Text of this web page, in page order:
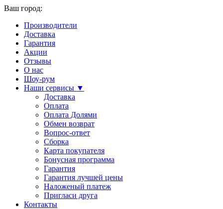
Ваш город:
Производители
Доставка
Гарантия
Акции
Отзывы
О нас
Шоу-рум
Наши сервисы ▼
Доставка
Оплата
Оплата Долями
Обмен возврат
Вопрос-ответ
Сборка
Карта покупателя
Бонусная программа
Гарантия
Гарантия лучшей цены
Наложеный платеж
Пригласи друга
Контакты